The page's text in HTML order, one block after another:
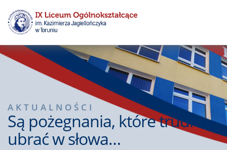
AKTUALNOŚCI
Są pożegnania, które trudno
ubrać w słowa…